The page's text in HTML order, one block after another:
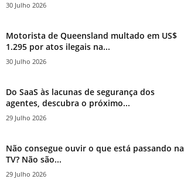
30 Julho 2026
Motorista de Queensland multado em US$
1.295 por atos ilegais na...
30 Julho 2026
Do SaaS às lacunas de segurança dos
agentes, descubra o próximo...
29 Julho 2026
Não consegue ouvir o que está passando na
TV? Não são...
29 Julho 2026